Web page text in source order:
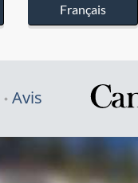
Français
Avis